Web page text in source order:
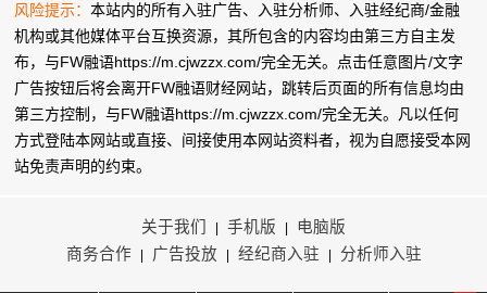
风险提示：本站内的所有入驻广告、入驻分析师、入驻经纪商/金融
机构或其他媒体平台互换资源，其所包含的内容均由第三方自主发
布，与FW融语https://m.cjwzzx.com/完全无关。点击任意图片/文字
广告按钮后将会离开FW融语财经网站，跳转后页面的所有信息均由
第三方控制，与FW融语https://m.cjwzzx.com/完全无关。凡以任何
方式登陆本网站或直接、间接使用本网站资料者，视为自愿接受本网
站免责声明的约束。
关于我们 手机版
电脑版
商务合作
广告投放 经纪商入驻 分析师入驻